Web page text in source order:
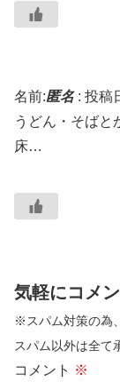
名前:匿名: 投稿
うどん・そばと
床…
気軽にコメ
※スパム対策の為
スパム以外は全て
コメント ※